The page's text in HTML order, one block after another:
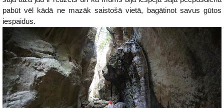
pabūt vēl kādā ne mazāk saistošā vietā, bagātinot savus gūtos
iespaidus.